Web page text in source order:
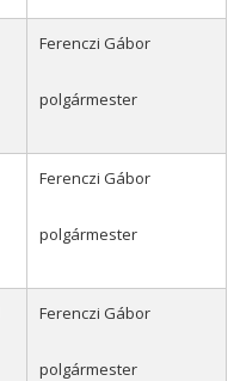
Ferenczi Gábor
polgármester
Ferenczi Gábor
polgármester
Ferenczi Gábor
polgármester